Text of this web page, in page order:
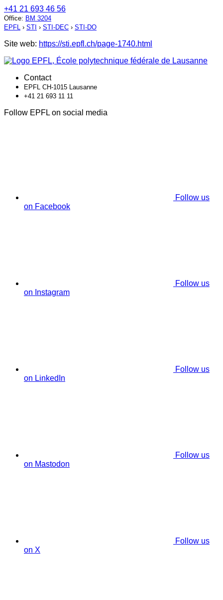
+41 21 693 46 56
Office: BM 3204
EPFL › STI › STI-DEC › STI-DO
Site web: https://sti.epfl.ch/page-1740.html
Contact
EPFL CH-1015 Lausanne
+41 21 693 11 11
Follow EPFL on social media
Follow us
on Facebook
Follow us
on Instagram
Follow us
on LinkedIn
Follow us
on Mastodon
Follow us
on X